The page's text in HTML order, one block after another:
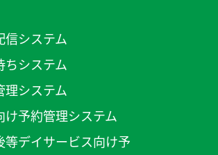
信システム
ちシステム
理システム
け予約管理システム
等デイサービス向け予